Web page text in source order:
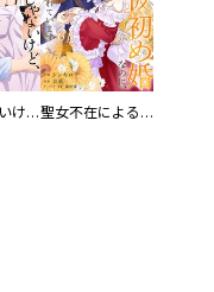
好きじゃないけど、抱いてください【電子単行本版／特典おまけ付き】 聖女不在による仮初め婚なのに、不器用な王太子に溺愛されています【電子単行本版／特典おまけ付き】